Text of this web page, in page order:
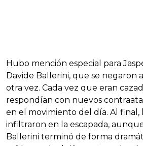
Hubo mención especial para
Davide Ballerini, que se negaron
otra vez. Cada vez que eran
respondían con nuevos
en el movimiento del día. Al final,
infiltraron en la escapada,
Ballerini terminó de forma